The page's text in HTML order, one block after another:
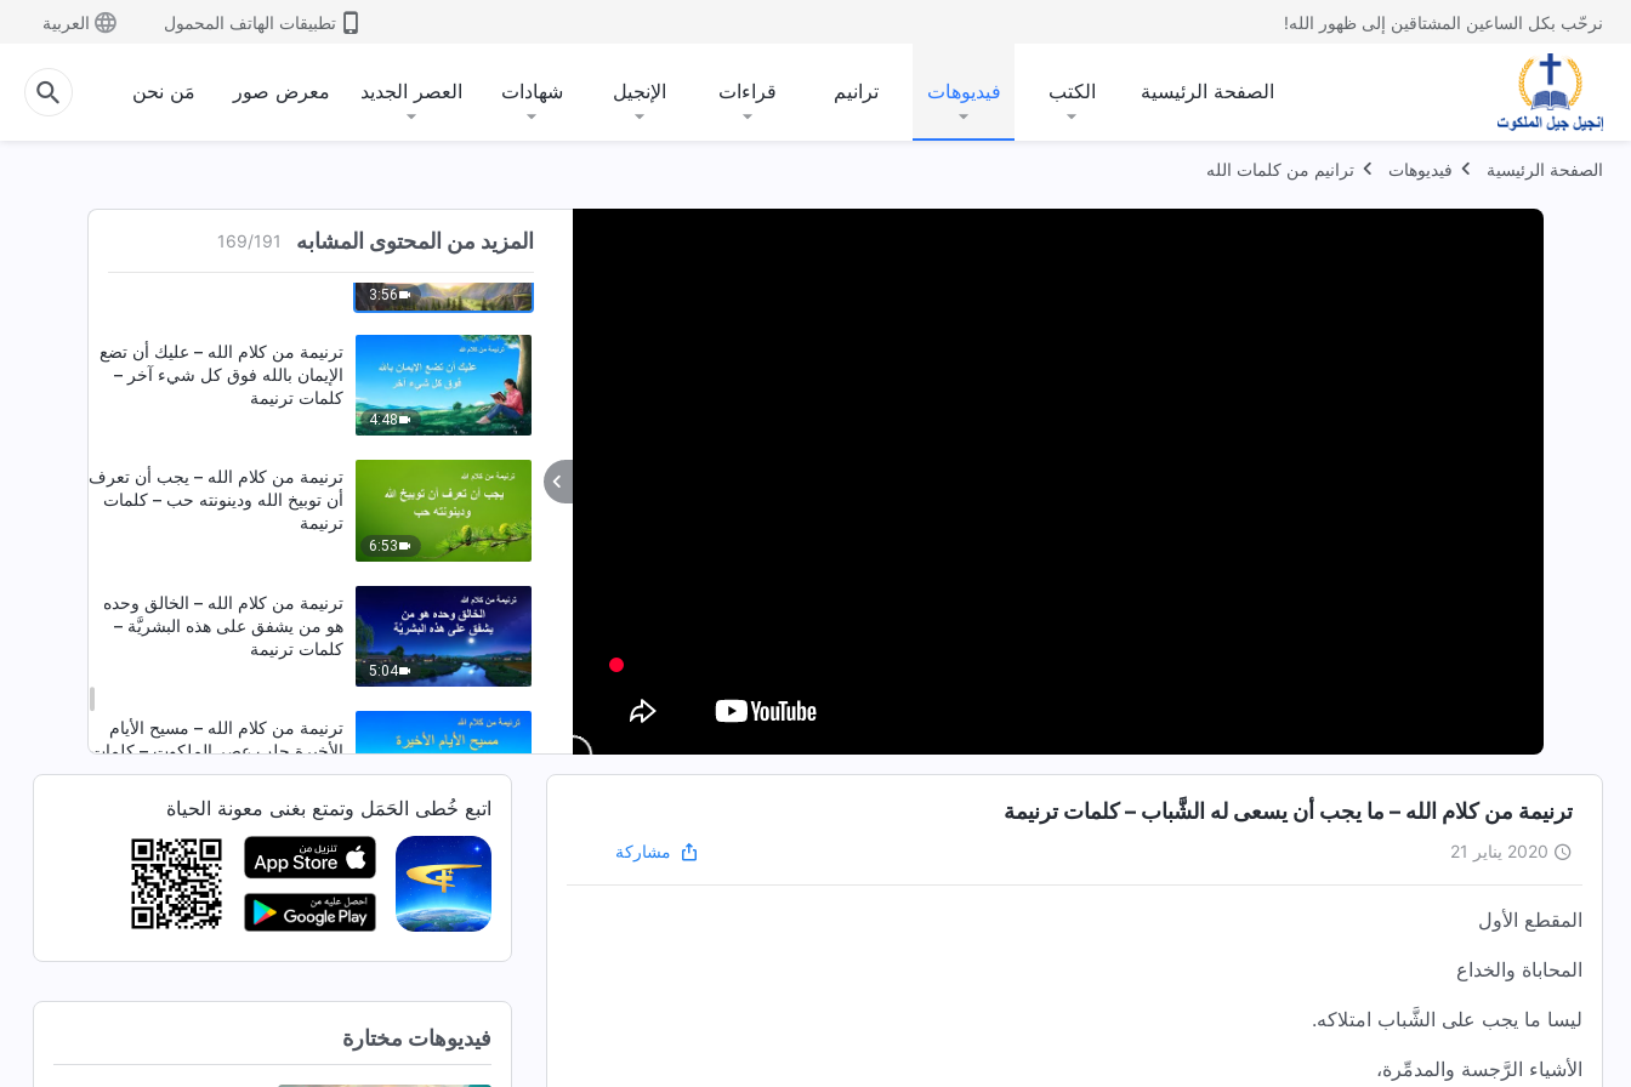
نرحّب بكل الساعين المشتاقين إلى ظهور الله! تطبيقات الهاتف المحمول العربية
الصفحة الرئيسية الكتب فيديوهات ترانيم قراءات الإنجيل شهادات العصر الجديد معرض صور مَن نحن
الصفحة الرئيسية فيديوهات ترانيم من كلمات الله
المزيد من المحتوى المشابه 169/191
ترنيمة من كلام الله – ثمار تهدئة
3:56
يسعى له الشَّباب‎‎ – كلمات ترنيمة
4:48
ترنيمة من كلام الله – عليك أن تضع
الإيمان بالله فوق كل شيء آخر‎‎ –
كلمات ترنيمة
6:53
ترنيمة من كلام الله – يجب أن تعرف
أن توبيخ الله ودينونته حب‎‎ – كلمات
ترنيمة
5:04
ترنيمة من كلام الله – الخالق وحده
هو من يشفق على هذه البشريَّة –
كلمات ترنيمة
5:38
ترنيمة من كلام الله – مسيح الأيام
الأخيرة جلب عصر الملكوت – كلمات
ترنيمة
4:43
ترنيمة من كلام الله – لقد سلكنا
طريق الحياة الصحيح – كلمات ترنيمة
3:27
كلمات ترنيمة
ترنيمة من كلام الله – ما يجب أن يسعى له الشَّباب‎‎ – كلمات ترنيمة
2020 يناير 21 مشاركة
المقطع الأول
المحاباة والخداع
ليسا ما يجب على الشَّباب امتلاكه.
الأشياء الرَّجسة والمدمِّرة،
اتبع خُطى الحَمَل وتمتع بغنى معونة الحياة
فيديوهات مختارة